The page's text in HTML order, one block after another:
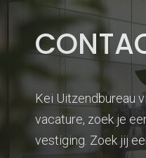
Kei Uitzendbureau
vacature, zoek je
vestiging. Zoek jij